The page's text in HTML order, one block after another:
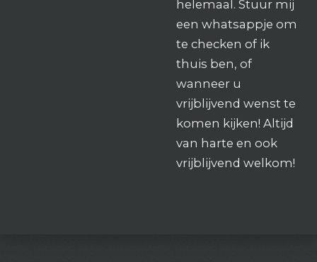
helemaal. Stuur mij
een whatsappje om
te checken of ik
thuis ben, of
wanneer u
vrijblijvend wenst te
komen kijken! Altijd
van harte en ook
vrijblijvend welkom!